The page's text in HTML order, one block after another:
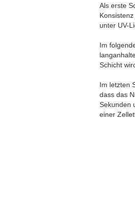
Als erste
unter UV-
Im
Schicht
Im letzten
dass das
Sekunden
einer